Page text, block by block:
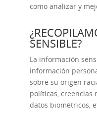
como analizar y
SENSIBLE?
La información
información
sobre su origen
políticas, creencias
datos biométricos,